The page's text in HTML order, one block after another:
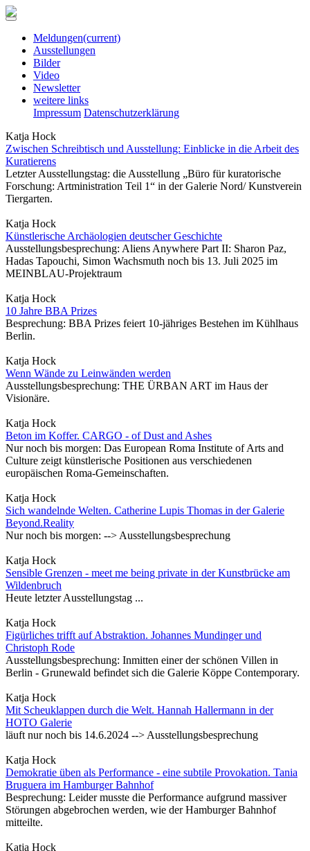
Meldungen(current)
Ausstellungen
Bilder
Video
Newsletter
weitere links
Impressum Datenschutzerklärung
Katja Hock
Zwischen Schreibtisch und Ausstellung: Einblicke in die Arbeit des
Kuratierens
Letzter Ausstellungstag: die Ausstellung „Büro für kuratorische
Forschung: Artministration Teil 1“ in der Galerie Nord/ Kunstverein
Tiergarten.
Katja Hock
Künstlerische Archäologien deutscher Geschichte
Ausstellungsbesprechung: Aliens Anywhere Part II: Sharon Paz,
Hadas Tapouchi, Simon Wachsmuth noch bis 13. Juli 2025 im
MEINBLAU-Projektraum
Katja Hock
10 Jahre BBA Prizes
Besprechung: BBA Prizes feiert 10-jähriges Bestehen im Kühlhaus
Berlin.
Katja Hock
Wenn Wände zu Leinwänden werden
Ausstellungsbesprechung: THE ÜRBAN ART im Haus der
Visionäre.
Katja Hock
Beton im Koffer. CARGO - of Dust and Ashes
Nur noch bis morgen: Das European Roma Institute of Arts and
Culture zeigt künstlerische Positionen aus verschiedenen
europäischen Roma-Gemeinschaften.
Katja Hock
Sich wandelnde Welten. Catherine Lupis Thomas in der Galerie
Beyond.Reality
Nur noch bis morgen: --> Ausstellungsbesprechung
Katja Hock
Sensible Grenzen - meet me being private in der Kunstbrücke am
Wildenbruch
Heute letzter Ausstellungstag ...
Katja Hock
Figürliches trifft auf Abstraktion. Johannes Mundinger und
Christoph Rode
Ausstellungsbesprechung: Inmitten einer der schönen Villen in
Berlin - Grunewald befindet sich die Galerie Köppe Contemporary.
Katja Hock
Mit Scheuklappen durch die Welt. Hannah Hallermann in der
HOTO Galerie
läuft nur noch bis 14.6.2024 --> Ausstellungsbesprechung
Katja Hock
Demokratie üben als Performance - eine subtile Provokation. Tania
Bruguera im Hamburger Bahnhof
Besprechung: Leider musste die Performance aufgrund massiver
Störungen abgebrochen werden, wie der Hamburger Bahnhof
mitteilte.
Katja Hock